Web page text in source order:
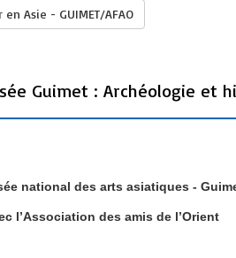
Asie - GUIMET/AFAO
Guimet : Archéologie et
national des arts asiatiques -
l’Association des amis de l’Orient